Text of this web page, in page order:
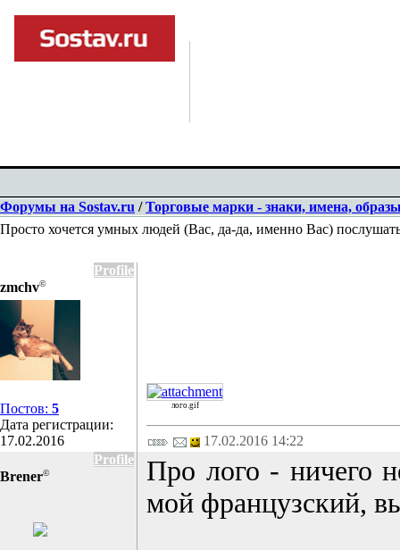
Форумы на Sostav.ru /Торговые марки - знаки, имена,
Просто хочется умных людей (Вас, да-да, именно Вас)
Profile
zmchv©
Постов: 5
Дата регистрации:
17.02.2016
лого.gif
17.02.2016 14:22
Profile
Brener©
Про лого - ничего
мой французский,